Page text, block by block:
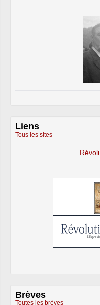
Liens
Tous les sites
Brèves
Toutes les brèves